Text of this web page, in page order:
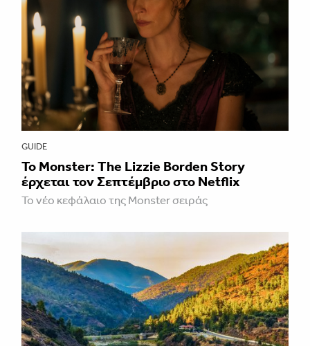
GUIDE
Το Monster: The Lizzie Borden Story
έρχεται τον Σεπτέμβριο στο Netflix
Το νέο κεφάλαιο της Monster σειράς